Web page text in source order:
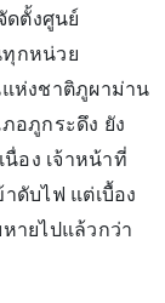
ดตั้งศูนย์
กหน่วย
ห่งชาติภูผาม่าน
อภูกระดึง ยัง
อง เจ้าหน้าที่
ดับไฟ แต่เบื้อง
ายไปแล้วกว่า